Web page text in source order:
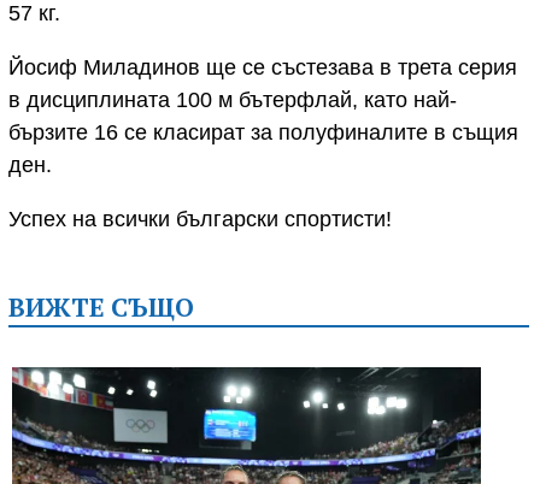
57 кг.
Йосиф Миладинов ще се състезава в трета серия
в дисциплината 100 м бътерфлай, като най-
бързите 16 се класират за полуфиналите в същия
ден.
Успех на всички български спортисти!
ВИЖТЕ СЪЩО